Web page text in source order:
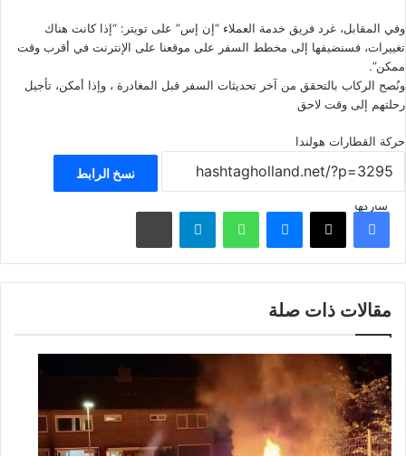
وفي المقابل، غرد فريق خدمة العملاء “إن إس” على تويتر: “إذا كانت هناك
تغييرات، فسنضيفها إلى مخطط السفر على موقعنا على الإنترنت في أقرب وقت
ممكن”.
ونُصح الركاب بالتحقق من آخر تحديثات السفر قبل المغادرة ، وإذا أمكن، تأجيل
رحلتهم إلى وقت لاحق
حركة القطارات هولندا
نسخ الرابط
شاركهافيسبوك ‫X ماسنجر واتساب تيلقرام مشاركة عبر البريد
مقالات ذات صلة